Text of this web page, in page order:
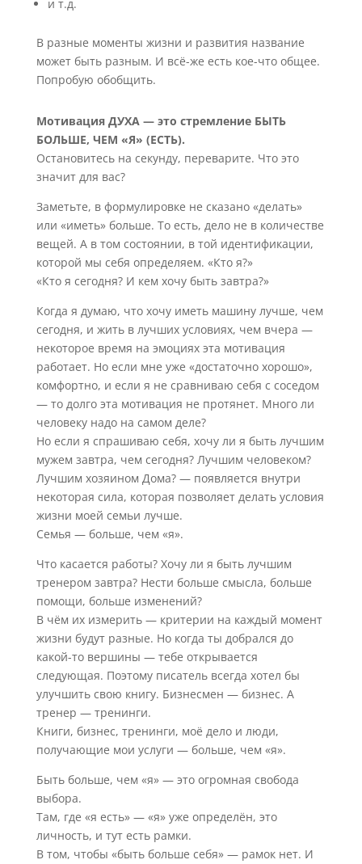
и т.д.
В разные моменты жизни и развития название
может быть разным. И всё-же есть кое-что общее.
Попробую обобщить.
Мотивация ДУХА — это стремление БЫТЬ
БОЛЬШЕ, ЧЕМ «Я» (ЕСТЬ).
Остановитесь на секунду, переварите. Что это
значит для вас?
Заметьте, в формулировке не сказано «делать»
или «иметь» больше. То есть, дело не в количестве
вещей. А в том состоянии, в той идентификации,
которой мы себя определяем. «Кто я?»
«Кто я сегодня? И кем хочу быть завтра?»
Когда я думаю, что хочу иметь машину лучше, чем
сегодня, и жить в лучших условиях, чем вчера —
некоторое время на эмоциях эта мотивация
работает. Но если мне уже «достаточно хорошо»,
комфортно, и если я не сравниваю себя с соседом
— то долго эта мотивация не протянет. Много ли
человеку надо на самом деле?
Но если я спрашиваю себя, хочу ли я быть лучшим
мужем завтра, чем сегодня? Лучшим человеком?
Лучшим хозяином Дома? — появляется внутри
некоторая сила, которая позволяет делать условия
жизни моей семьи лучше.
Семья — больше, чем «я».
Что касается работы? Хочу ли я быть лучшим
тренером завтра? Нести больше смысла, больше
помощи, больше изменений?
В чём их измерить — критерии на каждый момент
жизни будут разные. Но когда ты добрался до
какой-то вершины — тебе открывается
следующая. Поэтому писатель всегда хотел бы
улучшить свою книгу. Бизнесмен — бизнес. А
тренер — тренинги.
Книги, бизнес, тренинги, моё дело и люди,
получающие мои услуги — больше, чем «я».
Быть больше, чем «я» — это огромная свобода
выбора.
Там, где «я есть» — «я» уже определён, это
личность, и тут есть рамки.
В том, чтобы «быть больше себя» — рамок нет. И